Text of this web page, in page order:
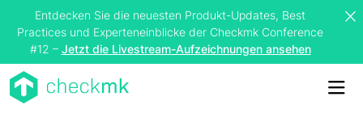
Entdecken Sie die neuesten Produkt-Updates, Best
Practices und Experteneinblicke der Checkmk Conference
#12 – Jetzt die Livestream-Aufzeichnungen ansehen